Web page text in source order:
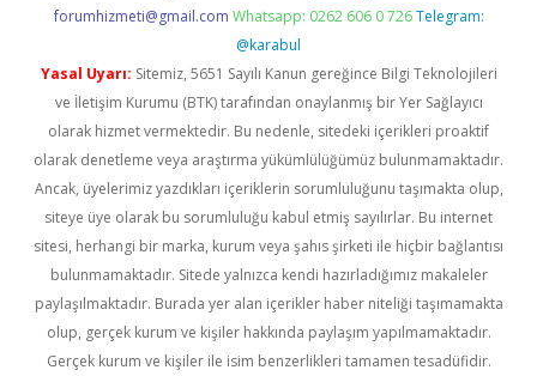
forumhizmeti@gmail.com Whatsapp: 0262 606 0 726 Telegram:
@karabul
Yasal Uyarı: Sitemiz, 5651 Sayılı Kanun gereğince Bilgi Teknolojileri
ve İletişim Kurumu (BTK) tarafından onaylanmış bir Yer Sağlayıcı
olarak hizmet vermektedir. Bu nedenle, sitedeki içerikleri proaktif
olarak denetleme veya araştırma yükümlülüğümüz bulunmamaktadır.
Ancak, üyelerimiz yazdıkları içeriklerin sorumluluğunu taşımakta olup,
siteye üye olarak bu sorumluluğu kabul etmiş sayılırlar. Bu internet
sitesi, herhangi bir marka, kurum veya şahıs şirketi ile hiçbir bağlantısı
bulunmamaktadır. Sitede yalnızca kendi hazırladığımız makaleler
paylaşılmaktadır. Burada yer alan içerikler haber niteliği taşımamakta
olup, gerçek kurum ve kişiler hakkında paylaşım yapılmamaktadır.
Gerçek kurum ve kişiler ile isim benzerlikleri tamamen tesadüfidir.